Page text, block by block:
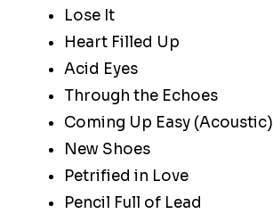
Lose It
Heart Filled Up
Acid Eyes
Through the Echoes
Coming Up Easy (Acoustic)
New Shoes
Petrified in Love
Pencil Full of Lead